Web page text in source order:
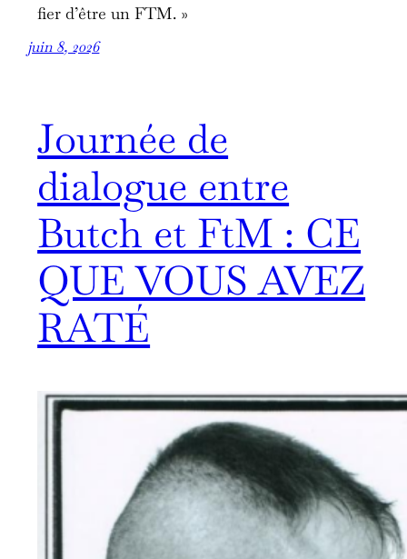
fier d’être un FTM. »
juin 8, 2026
Journée de
dialogue entre
Butch et FtM : CE
QUE VOUS AVEZ
RATÉ